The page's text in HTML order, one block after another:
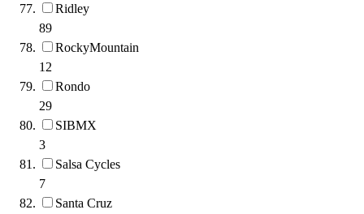
Ridley
89
RockyMountain
12
Rondo
29
SIBMX
3
Salsa Cycles
7
Santa Cruz